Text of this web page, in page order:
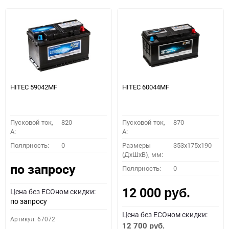
HITEC 59042MF
Пусковой ток,
A:
820
Полярность: 0
по запросу
Цена без ECOном скидки:
по запросу
Артикул: 67072
HITEC 60044MF
Пусковой ток,
A:
870
Размеры
(ДхШхВ), мм:
353x175x190
Полярность: 0
12 000 руб.
Цена без ECOном скидки:
12 700 руб.